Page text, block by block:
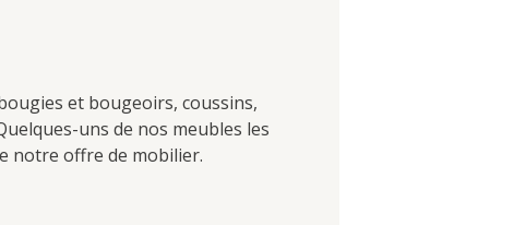
et bougeoirs, coussins,
uns de nos meubles les
notre offre de mobilier.